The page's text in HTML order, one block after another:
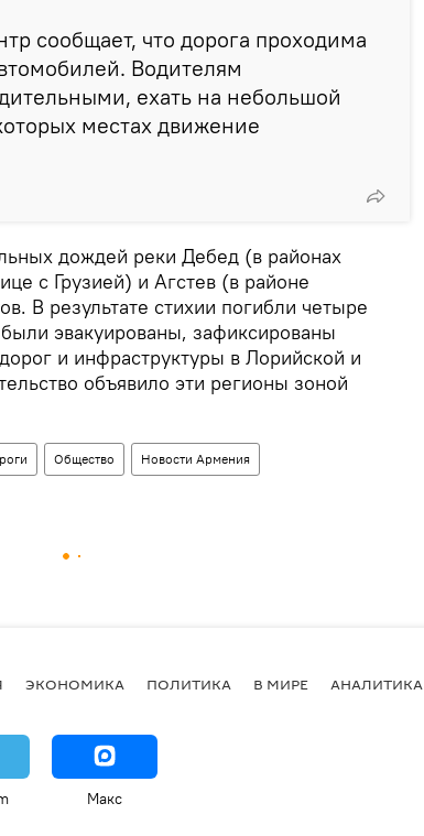
сообщает, что дорога проходима
Водителям
ехать на небольшой
местах движение
дождей реки Дебед (в районах
с Грузией) и Агстев (в районе
В результате стихии погибли четыре
эвакуированы, зафиксированы
и инфраструктуры в Лорийской и
объявило эти регионы зоной
Общество Новости Армения
ЭКОНОМИКА ПОЛИТИКА В МИРЕ АНАЛИТИКА
Макс